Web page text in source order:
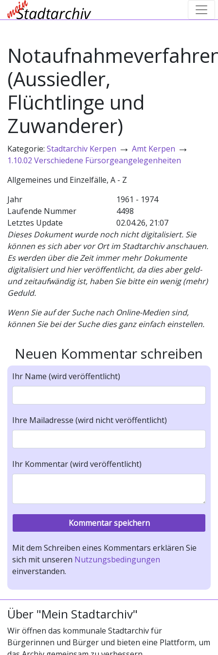
(Aussiedler,
Flüchtlinge und
Zuwanderer)
Kategorie: Stadtarchiv Kerpen → Amt Kerpen →
1.10.02 Verschiedene Fürsorgeangelegenheiten
Allgemeines und Einzelfälle, A - Z
Jahr
1961 - 1974
Laufende Nummer
4498
Letztes Update
02.04.26, 21:07
Dieses Dokument wurde noch nicht digitalisiert. Sie
können es sich aber vor Ort im Stadtarchiv anschauen.
Es werden über die Zeit immer mehr Dokumente
digitalisiert und hier veröffentlicht, da dies aber geld-
und zeitaufwändig ist, haben Sie bitte ein wenig (mehr)
Geduld.
Wenn Sie auf der Suche nach Online-Medien sind,
können Sie bei der Suche dies ganz einfach einstellen.
Neuen Kommentar schreiben
Ihr Name (wird veröffentlicht)
Ihre Mailadresse (wird nicht veröffentlicht)
Ihr Kommentar (wird veröffentlicht)
Mit dem Schreiben eines Kommentars erklären Sie
sich mit unseren Nutzungsbedingungen
einverstanden.
Über "Mein Stadtarchiv"
Wir öffnen das kommunale Stadtarchiv für
Bürgerinnen und Bürger und bieten eine Plattform, um